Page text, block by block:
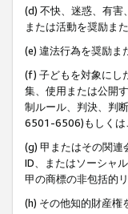
(d) 不快、迷惑、有害
または活動を奨励ま
(e) 違法行為を奨励ま
(f) 子どもを対象にし
集、使用または公開
制ルール、判決、判
6501-6506)もしくは
(g) 甲またはその関連
ID、またはソーシャ
甲の商標の非包括的
(h) その他知的財産権